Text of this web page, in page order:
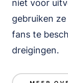
niet voor
gebruiken
fans te
dreigingen.